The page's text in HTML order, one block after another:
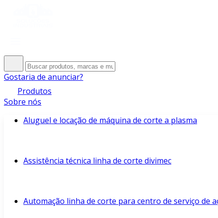
Gostaria de anunciar?
Produtos
Sobre nós
Aluguel e locação de máquina de corte a plasma
Assistência técnica linha de corte divimec
Automação linha de corte para centro de serviço de